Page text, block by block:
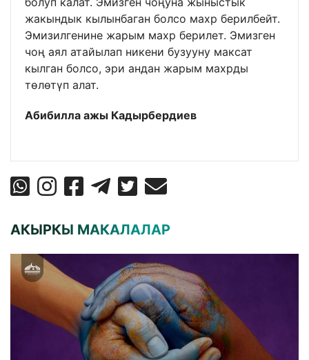
жакындык кылынбаган болсо махр берилбейт.
Эмизилгенине жарым махр берилет. Эмизген
чоң аял атайылап никени бузууну максат
кылган болсо, эри андан жарым махрды
төлөтүп алат.
Абибилла ажы Кадырбердиев
АКЫРКЫ МАКАЛАЛАР